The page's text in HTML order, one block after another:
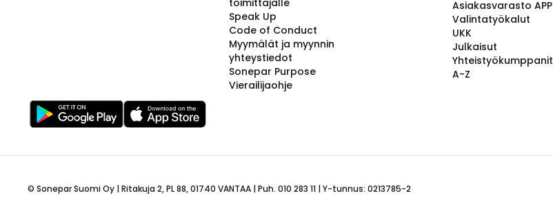
toimittajalle
Speak Up
Code of Conduct
Myymälät ja myynnin
yhteystiedot
Sonepar Purpose
Vierailijaohje
Asiakasvarasto APP
Valintatyökalut
UKK
Julkaisut
Yhteistyökumppanit
A-Z
© Sonepar Suomi Oy | Ritakuja 2, PL 88, 01740 VANTAA | Puh. 010 283 11 | Y-tunnus: 0213785-2